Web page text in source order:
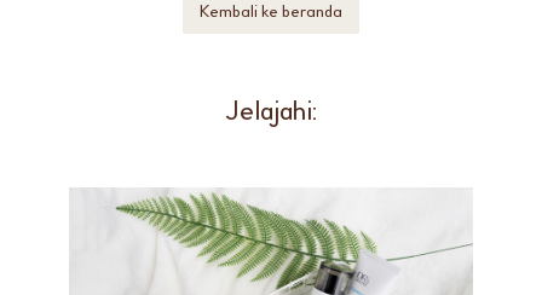
Kembali ke beranda
Jelajahi: